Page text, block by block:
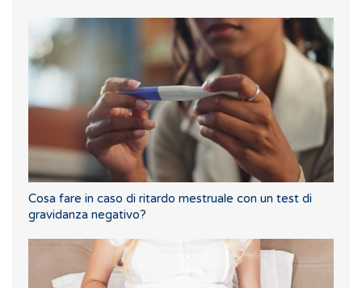
Cosa fare in caso di ritardo mestruale con un test di
gravidanza negativo?